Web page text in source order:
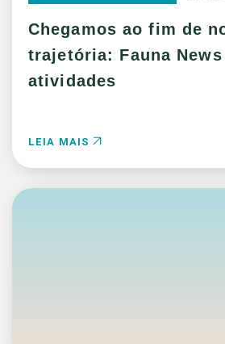
Chegamos ao fim de
trajetória: Fauna
atividades
LEIA MAIS